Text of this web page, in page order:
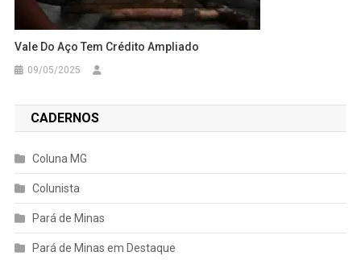
Vale Do Aço Tem Crédito Ampliado
09/05/2025
CADERNOS
Coluna MG
Colunista
Pará de Minas
Pará de Minas em Destaque